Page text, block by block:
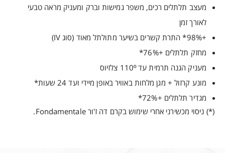
מעצב תלתלים רכים, משפר גמישות וברק ומעניק מראה טבעי
לאורך זמן
+98%* התרת קשרים בשיער מתולתל מאוד (סוג IV)
מחזק תלתלים +76%*
מעניק הגנה תרמית עד 110º צלזיוס
מונע קרזול + מגן מלחות באוויר באופן מיידי ועד 24 שעות*
מגדיר תלתלים +72%*
(*) ניסוי מכשירני אחרי שימוש בקרם דה ז'ור Fondamentale.